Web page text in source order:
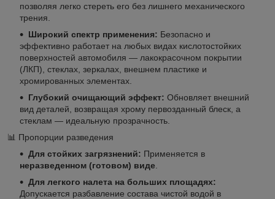
позволяя легко стереть его без лишнего механического
трения.
Широкий спектр применения: Безопасно и
эффективно работает на любых видах кислотостойких
поверхностей автомобиля — лакокрасочном покрытии
(ЛКП), стеклах, зеркалах, внешнем пластике и
хромированных элементах.
Глубокий очищающий эффект: Обновляет внешний
вид деталей, возвращая хрому первозданный блеск, а
стеклам — идеальную прозрачность.
📊 Пропорции разведения
Для стойких загрязнений: Применяется в
неразведенном (готовом) виде
Для легкого налета на больших площадях:
Допускается разбавление состава чистой водой в